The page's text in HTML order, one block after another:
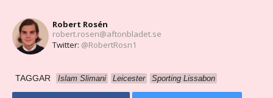
Robert Rosén
robert.rosen@aftonbladet.se
Twitter: @RobertRosn1
TAGGAR Islam Slimani Leicester Sporting Lissabon